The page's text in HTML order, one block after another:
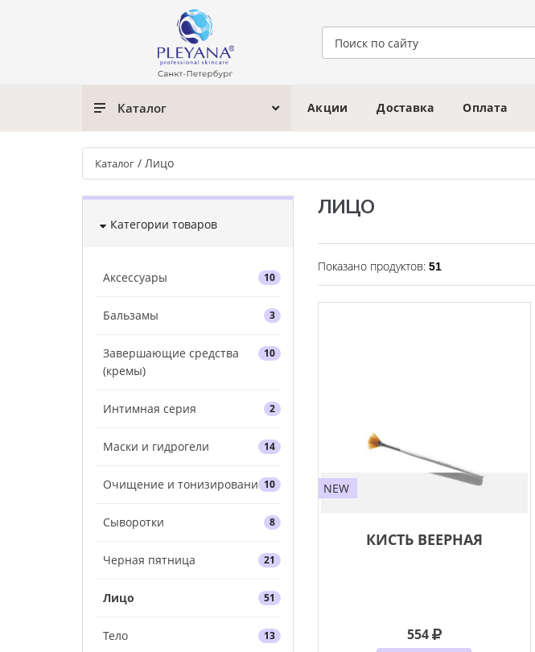
Каталог Акции Доставка Оплата
Каталог / Лицо
Категории товаров
Аксессуары 10
Бальзамы 3
Завершающие средства
(кремы)
10
Интимная серия 2
Маски и гидрогели 14
Очищение и тонизирование 10
Сыворотки 8
Черная пятница 21
Лицо 51
Тело 13
ЛИЦО
Показано продуктов: 51
NEW
КИСТЬ ВЕЕРНАЯ
554